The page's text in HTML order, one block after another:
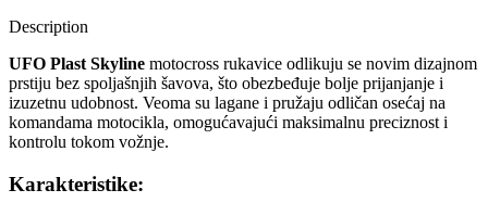
Description
UFO Plast Skyline motocross rukavice odlikuju se novim dizajnom
prstiju bez spoljašnjih šavova, što obezbeđuje bolje prijanjanje i
izuzetnu udobnost. Veoma su lagane i pružaju odličan osećaj na
komandama motocikla, omogućavajući maksimalnu preciznost i
kontrolu tokom vožnje.
Karakteristike: